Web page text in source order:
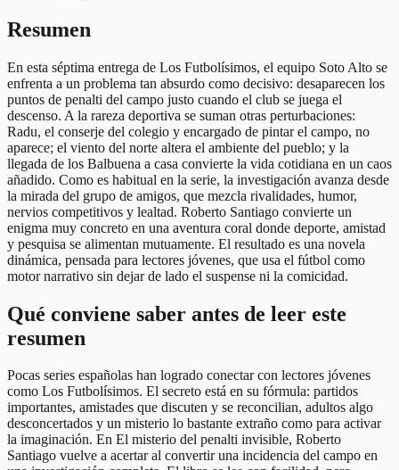
Resumen
En esta séptima entrega de Los Futbolísimos, el equipo Soto Alto se
enfrenta a un problema tan absurdo como decisivo: desaparecen los
puntos de penalti del campo justo cuando el club se juega el
descenso. A la rareza deportiva se suman otras perturbaciones:
Radu, el conserje del colegio y encargado de pintar el campo, no
aparece; el viento del norte altera el ambiente del pueblo; y la
llegada de los Balbuena a casa convierte la vida cotidiana en un caos
añadido. Como es habitual en la serie, la investigación avanza desde
la mirada del grupo de amigos, que mezcla rivalidades, humor,
nervios competitivos y lealtad. Roberto Santiago convierte un
enigma muy concreto en una aventura coral donde deporte, amistad
y pesquisa se alimentan mutuamente. El resultado es una novela
dinámica, pensada para lectores jóvenes, que usa el fútbol como
motor narrativo sin dejar de lado el suspense ni la comicidad.
Qué conviene saber antes de leer este
resumen
Pocas series españolas han logrado conectar con lectores jóvenes
como Los Futbolísimos. El secreto está en su fórmula: partidos
importantes, amistades que discuten y se reconcilian, adultos algo
desconcertados y un misterio lo bastante extraño como para activar
la imaginación. En El misterio del penalti invisible, Roberto
Santiago vuelve a acertar al convertir una incidencia del campo en